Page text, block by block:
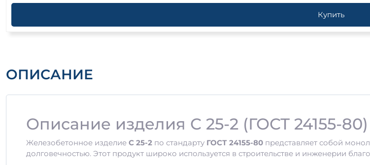
Купить
ОПИСАНИЕ
Описание изделия С 25-2 (ГОСТ 24155-80)
Железобетонное изделие С 25-2 по стандарту ГОСТ 24155-80 представляет собой
долговечностью. Этот продукт широко используется в строительстве и инженерии